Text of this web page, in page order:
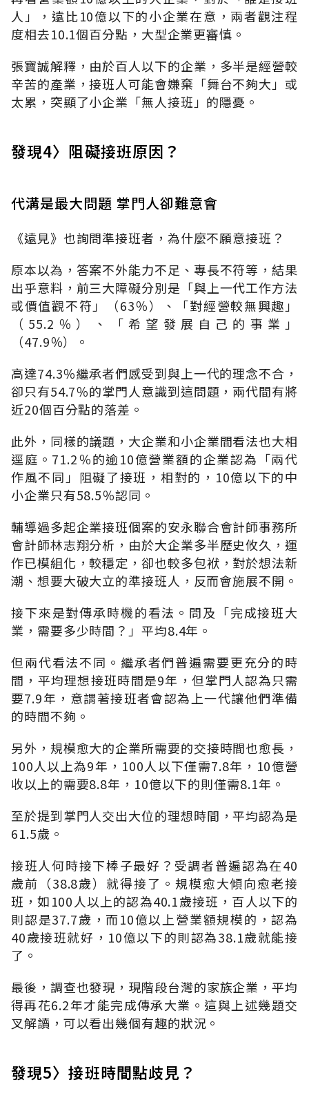
人」，遠比10億以下的小企業在意，兩者觀注程
度相去10.1個百分點，大型企業更審慎。
張寶誠解釋，由於百人以下的企業，多半是經營較
辛苦的產業，接班人可能會嫌棄「舞台不夠大」或
太累，突顯了小企業「無人接班」的隱憂。
發現4〉阻礙接班原因？
代溝是最大問題 掌門人卻難意會
《遠見》也詢問準接班者，為什麼不願意接班？
原本以為，答案不外能力不足、專長不符等，結果
出乎意料，前三大障礙分別是「與上一代工作方法
或價值觀不符」（63％）、「對經營較無興趣」
（55.2％）、「希望發展自己的事業」
（47.9％）。
高達74.3％繼承者們感受到與上一代的理念不合，
卻只有54.7％的掌門人意識到這問題，兩代間有將
近20個百分點的落差。
此外，同樣的議題，大企業和小企業間看法也大相
逕庭。71.2％的逾10億營業額的企業認為「兩代
作風不同」阻礙了接班，相對的，10億以下的中
小企業只有58.5％認同。
輔導過多起企業接班個案的安永聯合會計師事務所
會計師林志翔分析，由於大企業多半歷史攸久，運
作已模組化，較穩定，卻也較多包袱，對於想法新
潮、想要大破大立的準接班人，反而會施展不開。
接下來是對傳承時機的看法。問及「完成接班大
業，需要多少時間？」平均8.4年。
但兩代看法不同。繼承者們普遍需要更充分的時
間，平均理想接班時間是9年，但掌門人認為只需
要7.9年，意謂著接班者會認為上一代讓他們準備
的時間不夠。
另外，規模愈大的企業所需要的交接時間也愈長，
100人以上為9年，100人以下僅需7.8年，10億營
收以上的需要8.8年，10億以下的則僅需8.1年。
至於提到掌門人交出大位的理想時間，平均認為是
61.5歲。
接班人何時接下棒子最好？受調者普遍認為在40
歲前（38.8歲）就得接了。規模愈大傾向愈老接
班，如100人以上的認為40.1歲接班，百人以下的
則認是37.7歲，而10億以上營業額規模的，認為
40歲接班就好，10億以下的則認為38.1歲就能接
了。
最後，調查也發現，現階段台灣的家族企業，平均
得再花6.2年才能完成傳承大業。這與上述幾題交
叉解讀，可以看出幾個有趣的狀況。
發現5〉接班時間點歧見？